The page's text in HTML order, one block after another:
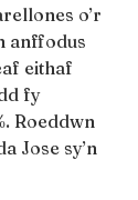
o’r
anffodus
eithaf
fy
Roeddwn
Jose sy’n